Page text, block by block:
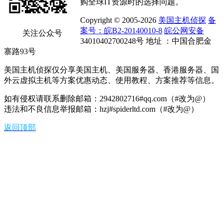
关注公众号
购全球IT资源时的选择问题。
Copyright © 2005-2026 美国主机侦探 备
案号：皖B2-20140010-8 皖公网安备
34010402700248号 地址 ：中国合肥金
寨路93号
美国主机侦探仅分享美国主机、美国服务器、香港服务器、国
外云虚拟主机等方案优惠动态、使用教程、方案推荐等信息。
如有侵权请联系删除邮箱：2942802716#qq.com（#改为@）
违法和不良信息举报邮箱：hzj#spiderltd.com（#改为@）
返回顶部